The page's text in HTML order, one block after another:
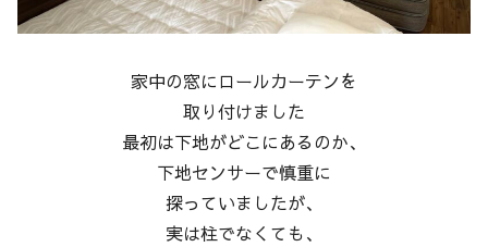
家中の窓にロールカーテンを
取り付けました
最初は下地がどこにあるのか、
下地センサーで慎重に
探っていましたが、
実は柱でなくても、